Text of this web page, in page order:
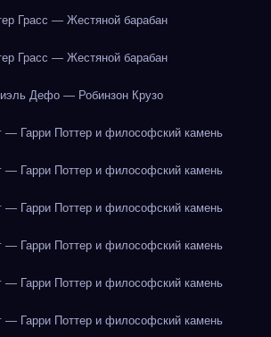
Грасс — Жестяной барабан
Грасс — Жестяной барабан
Дефо — Робинзон Крузо
— Гарри Поттер и философский камень
— Гарри Поттер и философский камень
— Гарри Поттер и философский камень
— Гарри Поттер и философский камень
— Гарри Поттер и философский камень
— Гарри Поттер и философский камень